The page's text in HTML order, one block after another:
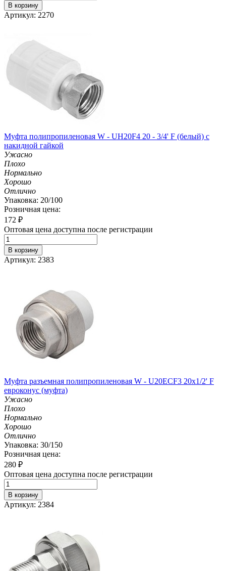
В корзину
Артикул: 2270
Муфта полипропиленовая W - UH20F4 20 - 3/4' F (белый) с
накидной гайкой
Ужасно
Плохо
Нормально
Хорошо
Отлично
Упаковка: 20/100
Розничная цена:
172 ₽
Оптовая цена доступна после регистрации
В корзину
Артикул: 2383
Муфта разъемная полипропиленовая W - U20ECF3 20х1/2' F
евроконус (муфта)
Ужасно
Плохо
Нормально
Хорошо
Отлично
Упаковка: 30/150
Розничная цена:
280 ₽
Оптовая цена доступна после регистрации
В корзину
Артикул: 2384